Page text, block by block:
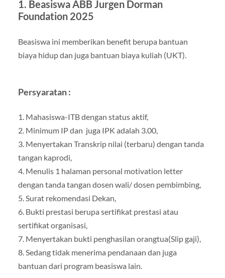
1. Beasiswa ABB Jurgen Dorman
Foundation 2025
Beasiswa ini memberikan benefit berupa bantuan
biaya hidup dan juga bantuan biaya kuliah (UKT).
Persyaratan :
1. Mahasiswa-ITB dengan status aktif,
2. Minimum IP dan juga IPK adalah 3.00,
3. Menyertakan Transkrip nilai (terbaru) dengan tanda
tangan kaprodi,
4. Menulis 1 halaman personal motivation letter
dengan tanda tangan dosen wali/ dosen pembimbing,
5. Surat rekomendasi Dekan,
6. Bukti prestasi berupa sertifikat prestasi atau
sertifikat organisasi,
7. Menyertakan bukti penghasilan orangtua(Slip gaji),
8. Sedang tidak menerima pendanaan dan juga
bantuan dari program beasiswa lain.